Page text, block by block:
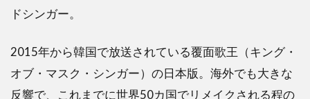
ドシンガー。
2015年から韓国で放送されている覆面歌王（キング・
オブ・マスク・シンガー）の日本版。海外でも大きな
反響で、これまでに世界50カ国でリメイクされる程の